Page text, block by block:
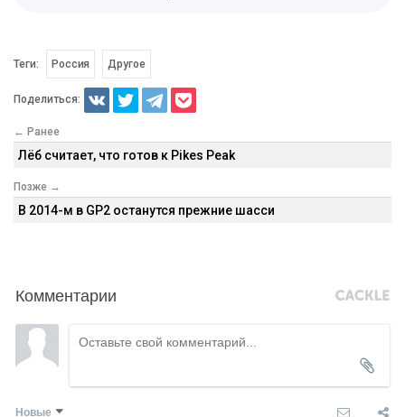
Теги: Россия Другое
Поделиться:
← Ранее
Лёб считает, что готов к Pikes Peak
Позже →
В 2014-м в GP2 останутся прежние шасси
Комментарии
Новые